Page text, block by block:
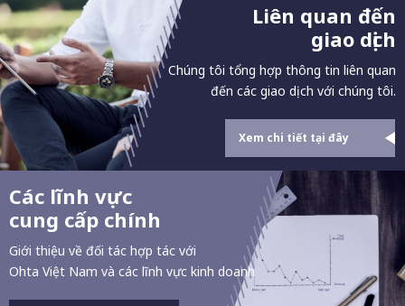
Liên quan đến
giao dịch
Chúng tôi tổng hợp thông tin liên quan
đến các giao dịch với chúng tôi.
Xem chi tiết tại đây
Các lĩnh vực
cung cấp chính
Giới thiệu về đối tác hợp tác với
Ohta Việt Nam và các lĩnh vực kinh doanh